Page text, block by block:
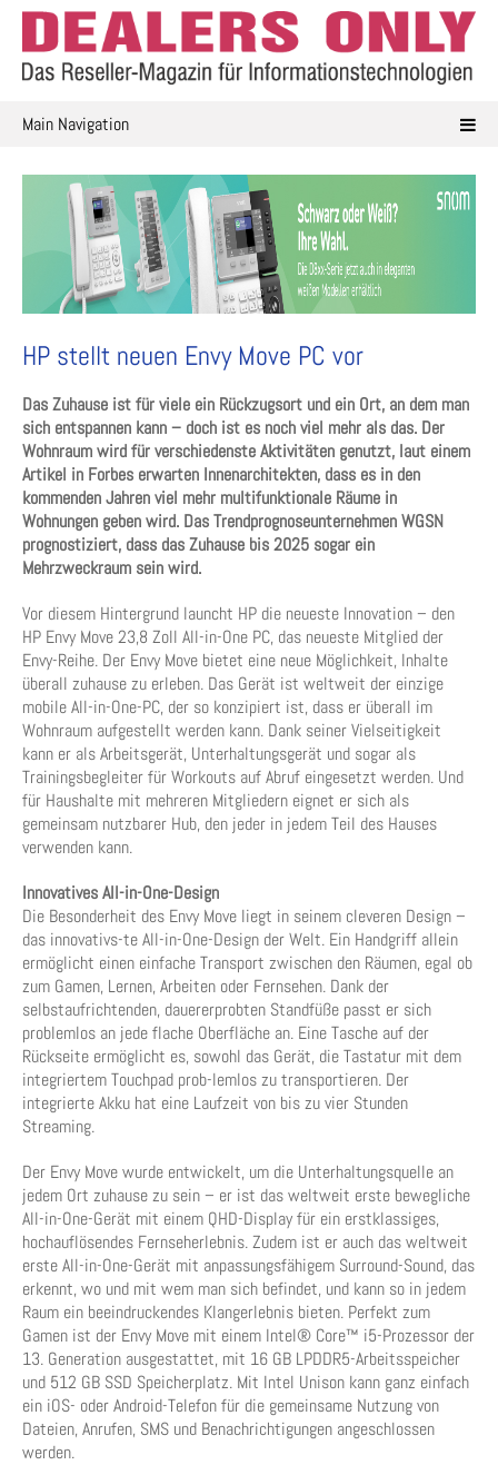
Skip
content
Main Navigation
HP stellt neuen Envy Move PC vor
Das Zuhause ist für viele ein Rückzugsort und ein Ort, an dem man
sich entspannen kann – doch ist es noch viel mehr als das. Der
Wohnraum wird für verschiedenste Aktivitäten genutzt, laut einem
Artikel in Forbes erwarten Innenarchitekten, dass es in den
kommenden Jahren viel mehr multifunktionale Räume in
Wohnungen geben wird. Das Trendprognoseunternehmen WGSN
prognostiziert, dass das Zuhause bis 2025 sogar ein
Mehrzweckraum sein wird.
Vor diesem Hintergrund launcht HP die neueste Innovation – den
HP Envy Move 23,8 Zoll All-in-One PC, das neueste Mitglied der
Envy-Reihe. Der Envy Move bietet eine neue Möglichkeit, Inhalte
überall zuhause zu erleben. Das Gerät ist weltweit der einzige
mobile All-in-One-PC, der so konzipiert ist, dass er überall im
Wohnraum aufgestellt werden kann. Dank seiner Vielseitigkeit
kann er als Arbeitsgerät, Unterhaltungsgerät und sogar als
Trainingsbegleiter für Workouts auf Abruf eingesetzt werden. Und
für Haushalte mit mehreren Mitgliedern eignet er sich als
gemeinsam nutzbarer Hub, den jeder in jedem Teil des Hauses
verwenden kann.
Innovatives All-in-One-Design
Die Besonderheit des Envy Move liegt in seinem cleveren Design –
das innovativs-te All-in-One-Design der Welt. Ein Handgriff allein
ermöglicht einen einfache Transport zwischen den Räumen, egal ob
zum Gamen, Lernen, Arbeiten oder Fernsehen. Dank der
selbstaufrichtenden, dauererprobten Standfüße passt er sich
problemlos an jede flache Oberfläche an. Eine Tasche auf der
Rückseite ermöglicht es, sowohl das Gerät, die Tastatur mit dem
integriertem Touchpad prob-lemlos zu transportieren. Der
integrierte Akku hat eine Laufzeit von bis zu vier Stunden
Streaming.
Der Envy Move wurde entwickelt, um die Unterhaltungsquelle an
jedem Ort zuhause zu sein – er ist das weltweit erste bewegliche
All-in-One-Gerät mit einem QHD-Display für ein erstklassiges,
hochauflösendes Fernseherlebnis. Zudem ist er auch das weltweit
erste All-in-One-Gerät mit anpassungsfähigem Surround-Sound, das
erkennt, wo und mit wem man sich befindet, und kann so in jedem
Raum ein beeindruckendes Klangerlebnis bieten. Perfekt zum
Gamen ist der Envy Move mit einem Intel® Core™ i5-Prozessor der
13. Generation ausgestattet, mit 16 GB LPDDR5-Arbeitsspeicher
und 512 GB SSD Speicherplatz. Mit Intel Unison kann ganz einfach
ein iOS- oder Android-Telefon für die gemeinsame Nutzung von
Dateien, Anrufen, SMS und Benachrichtigungen angeschlossen
werden.